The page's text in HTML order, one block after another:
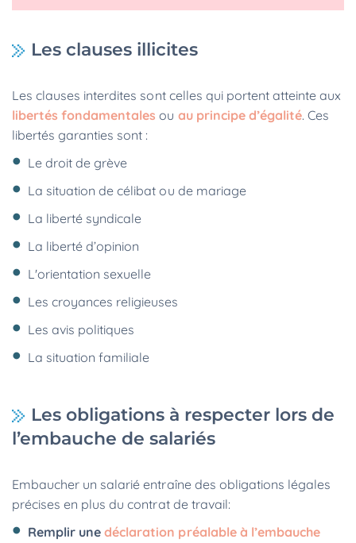
Les clauses illicites
Les clauses interdites sont celles qui portent atteinte aux
libertés fondamentales ou au principe d’égalité. Ces
libertés garanties sont :
Le droit de grève
La situation de célibat ou de mariage
La liberté syndicale
La liberté d’opinion
L'orientation sexuelle
Les croyances religieuses
Les avis politiques
La situation familiale
Les obligations à respecter lors de
l’embauche de salariés
Embaucher un salarié entraîne des obligations légales
précises en plus du contrat de travail:
Remplir unedéclaration préalable à l’embauche